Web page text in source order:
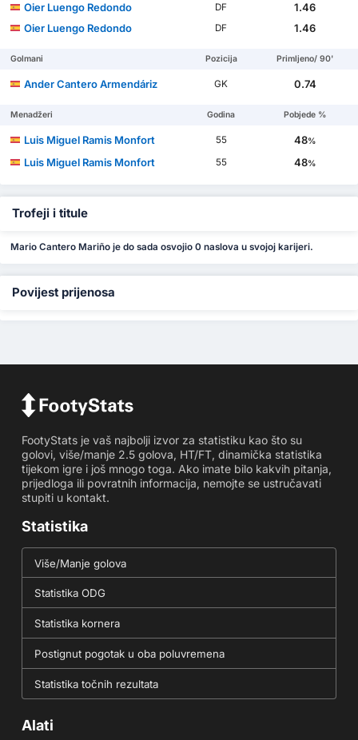
Oier Luengo Redondo
DF
1.46
Oier Luengo Redondo
DF 1.46
Golmani Pozicija Primljeno/ 90'
Ander Cantero Armendáriz GK 0.74
Menadžeri Godina Pobjede %
Luis Miguel Ramis Monfort 55 48%
Luis Miguel Ramis Monfort 55 48%
Trofeji i titule
Mario Cantero Mariño je do sada osvojio 0 naslova u svojoj karijeri.
Povijest prijenosa
FootyStats je vaš najbolji izvor za statistiku kao što su
golovi, više/manje 2.5 golova, HT/FT, dinamička statistika
tijekom igre i još mnogo toga. Ako imate bilo kakvih pitanja,
prijedloga ili povratnih informacija, nemojte se ustručavati
stupiti u kontakt.
Statistika
Više/Manje golova
Statistika ODG
Statistika kornera
Postignut pogotak u oba poluvremena
Statistika točnih rezultata
Alati